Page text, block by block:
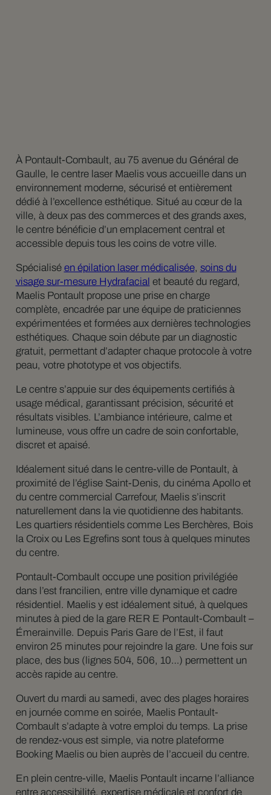
À Pontault-Combault, au 75 avenue du Général de
Gaulle, le centre laser Maelis vous accueille dans un
environnement moderne, sécurisé et entièrement
dédié à l’excellence esthétique. Situé au cœur de la
ville, à deux pas des commerces et des grands axes,
le centre bénéficie d’un emplacement central et
accessible depuis tous les coins de votre ville.
Spécialisé en épilation laser médicalisée, soins du
visage sur-mesure Hydrafacial et beauté du regard,
Maelis Pontault propose une prise en charge
complète, encadrée par une équipe de praticiennes
expérimentées et formées aux dernières technologies
esthétiques. Chaque soin débute par un diagnostic
gratuit, permettant d’adapter chaque protocole à votre
peau, votre phototype et vos objectifs.
Le centre s’appuie sur des équipements certifiés à
usage médical, garantissant précision, sécurité et
résultats visibles. L’ambiance intérieure, calme et
lumineuse, vous offre un cadre de soin confortable,
discret et apaisé.
Idéalement situé dans le centre-ville de Pontault, à
proximité de l’église Saint-Denis, du cinéma Apollo et
du centre commercial Carrefour, Maelis s’inscrit
naturellement dans la vie quotidienne des habitants.
Les quartiers résidentiels comme Les Berchères, Bois
la Croix ou Les Egrefins sont tous à quelques minutes
du centre.
Pontault-Combault occupe une position privilégiée
dans l’est francilien, entre ville dynamique et cadre
résidentiel. Maelis y est idéalement situé, à quelques
minutes à pied de la gare RER E Pontault-Combault –
Émerainville. Depuis Paris Gare de l’Est, il faut
environ 25 minutes pour rejoindre la gare. Une fois sur
place, des bus (lignes 504, 506, 10…) permettent un
accès rapide au centre.
Ouvert du mardi au samedi, avec des plages horaires
en journée comme en soirée, Maelis Pontault-
Combault s’adapte à votre emploi du temps. La prise
de rendez-vous est simple, via notre plateforme
Booking Maelis ou bien auprès de l’accueil du centre.
En plein centre-ville, Maelis Pontault incarne l’alliance
entre accessibilité, expertise médicale et confort de